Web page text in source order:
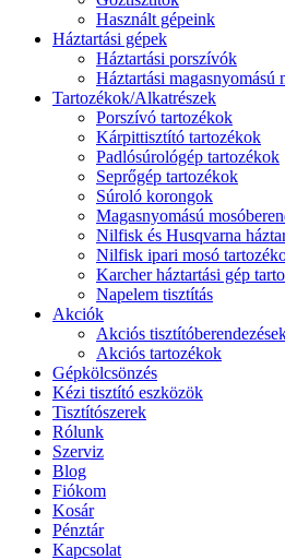
Használt gépeink
Háztartási gépek
Háztartási porszívók
Háztartási magasnyomású
Tartozékok/Alkatrészek
Porszívó tartozékok
Kárpittisztító tartozékok
Padlósúrológép tartozékok
Seprőgép tartozékok
Súroló korongok
Magasnyomású
Nilfisk és Husqvarna
Nilfisk ipari mosó
Karcher háztartási gép
Napelem tisztítás
Akciók
Akciós
Akciós tartozékok
Gépkölcsönzés
Kézi tisztító eszközök
Tisztítószerek
Rólunk
Szerviz
Blog
Fiókom
Kosár
Pénztár
Kapcsolat